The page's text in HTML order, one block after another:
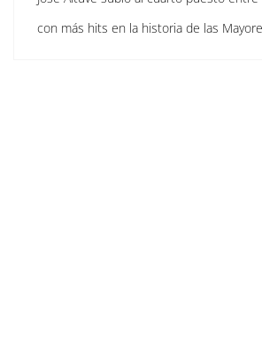
con más hits en la historia de las